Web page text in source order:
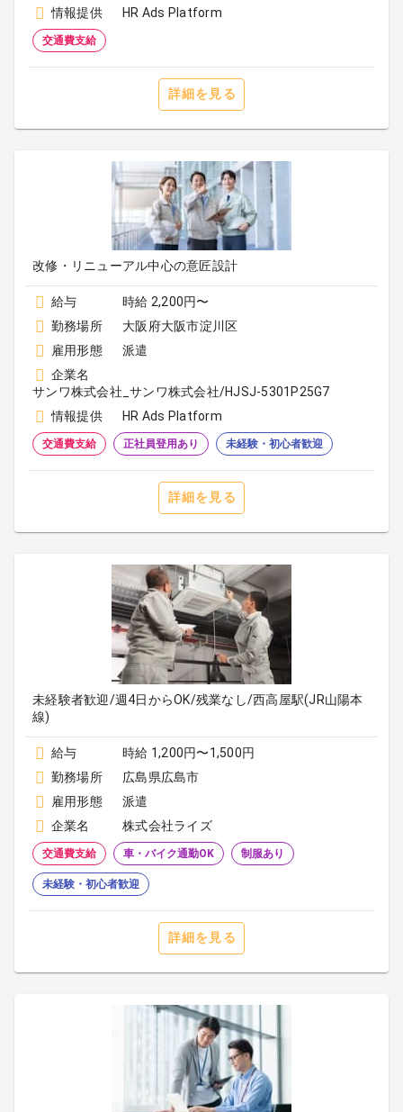
情報提供 HR Ads Platform
交通費支給
詳細を見る
改修・リニューアル中心の意匠設計
給与
時給 2,200円〜
勤務場所
大阪府大阪市淀川区
雇用形態
派遣
企業名
サンワ株式会社_サンワ株式会社/HJSJ-5301P25G7
情報提供
HR Ads Platform
交通費支給 正社員登用あり 未経験・初心者歓迎
詳細を見る
未経験者歓迎/週4日からOK/残業なし/西高屋駅(JR山陽本
線)
給与
時給 1,200円〜1,500円
勤務場所
広島県広島市
雇用形態
派遣
企業名
株式会社ライズ
交通費支給 車・バイク通勤OK 制服あり
未経験・初心者歓迎
詳細を見る